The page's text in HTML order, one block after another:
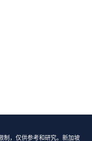
制，仅供参考和研究。新加坡